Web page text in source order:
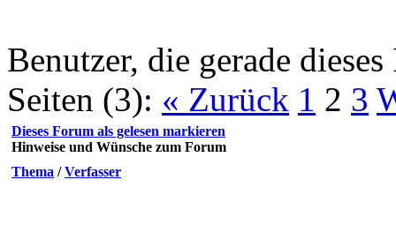
Benutzer, die gerade
Seiten (3): « Zurück 1 2 3
Dieses Forum als gelesen markieren
Hinweise und Wünsche zum Forum
Thema /Verfasser